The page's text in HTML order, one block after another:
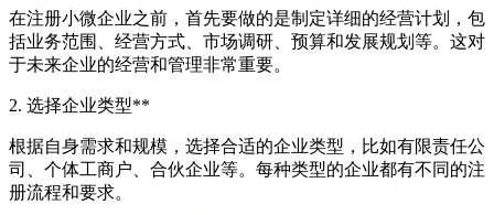
在注册小微企业之前，首先要做的是制定详细的经营计划，包
括业务范围、经营方式、市场调研、预算和发展规划等。这对
于未来企业的经营和管理非常重要。
2. 选择企业类型**
根据自身需求和规模，选择合适的企业类型，比如有限责任公
司、个体工商户、合伙企业等。每种类型的企业都有不同的注
册流程和要求。